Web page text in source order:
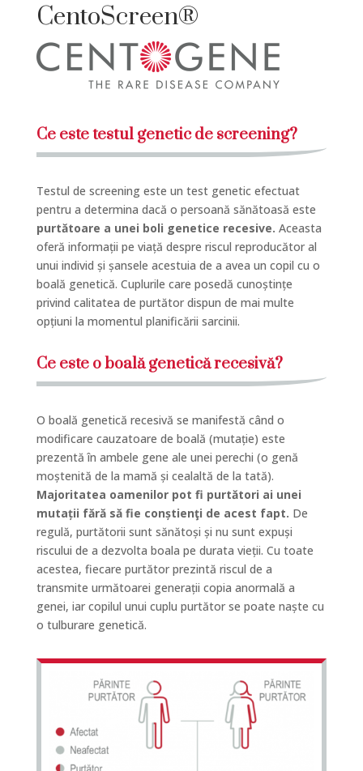
CentoScreen®
Ce este testul genetic de screening?
Testul de screening este un test genetic efectuat
pentru a determina dacă o persoană sănătoasă este
purtătoare a unei boli genetice recesive. Aceasta
oferă informații pe viață despre riscul reproducător al
unui individ și șansele acestuia de a avea un copil cu o
boală genetică. Cuplurile care posedă cunoștințe
privind calitatea de purtător dispun de mai multe
opțiuni la momentul planificării sarcinii.
Ce este o boală genetică recesivă?
O boală genetică recesivă se manifestă când o
modificare cauzatoare de boală (mutație) este
prezentă în ambele gene ale unei perechi (o genă
moștenită de la mamă și cealaltă de la tată).
Majoritatea oamenilor pot fi purtători ai unei
mutații fără să fie conștienţi de acest fapt. De
regulă, purtătorii sunt sănătoși și nu sunt expuși
riscului de a dezvolta boala pe durata vieții. Cu toate
acestea, fiecare purtător prezintă riscul de a
transmite următoarei generații copia anormală a
genei, iar copilul unui cuplu purtător se poate naște cu
o tulburare genetică.